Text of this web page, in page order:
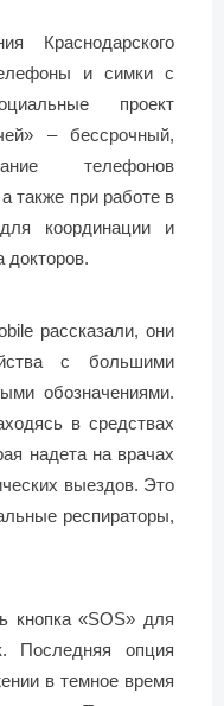
Краснодарского
и симки с
проект
– бессрочный,
телефонов
также при работе в
координации и
докторов.
рассказали, они
с большими
обозначениями.
в средствах
надета на врачах
выездов. Это
респираторы,
кнопка «SOS» для
Последняя опция
в темное время